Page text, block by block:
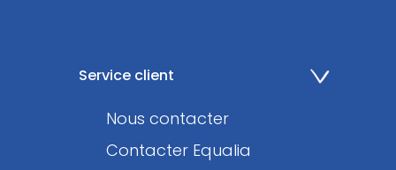
Service client
Nous contacter
Contacter Equalia